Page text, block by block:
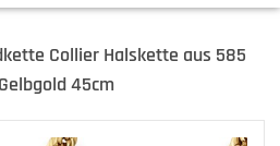
Collier Halskette aus 585
45cm